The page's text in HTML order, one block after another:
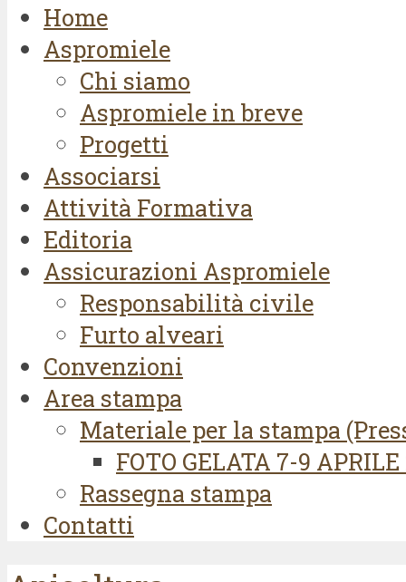
Home
Aspromiele
Chi siamo
Aspromiele in breve
Progetti
Associarsi
Attività Formativa
Editoria
Assicurazioni Aspromiele
Responsabilità civile
Furto alveari
Convenzioni
Area stampa
Materiale per la stampa
FOTO GELATA 7-9 APRILE
Rassegna stampa
Contatti